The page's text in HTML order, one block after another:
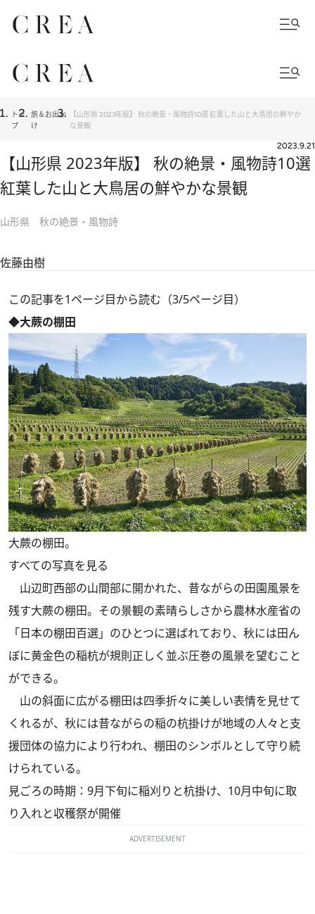
トッ
プ
旅＆お出か
け
【山形県 2023年版】 秋の絶景・風物詩10選 紅葉した山と大鳥居の鮮やか
な景観
2023.9.21
【山形県 2023年版】 秋の絶景・風物詩10選
紅葉した山と大鳥居の鮮やかな景観
山形県 秋の絶景・風物詩
佐藤由樹
この記事を1ページ目から読む（3/5ページ目）
◆大蕨の棚田
大蕨の棚田。
すべての写真を見る
山辺町西部の山間部に開かれた、昔ながらの田園風景を
残す大蕨の棚田。その景観の素晴らしさから農林水産省の
「日本の棚田百選」のひとつに選ばれており、秋には田ん
ぼに黄金色の稲杭が規則正しく並ぶ圧巻の風景を望むこと
ができる。
山の斜面に広がる棚田は四季折々に美しい表情を見せて
くれるが、秋には昔ながらの稲の杭掛けが地域の人々と支
援団体の協力により行われ、棚田のシンボルとして守り続
けられている。
見ごろの時期：9月下旬に稲刈りと杭掛け、10月中旬に取
り入れと収穫祭が開催
ADVERTISEMENT